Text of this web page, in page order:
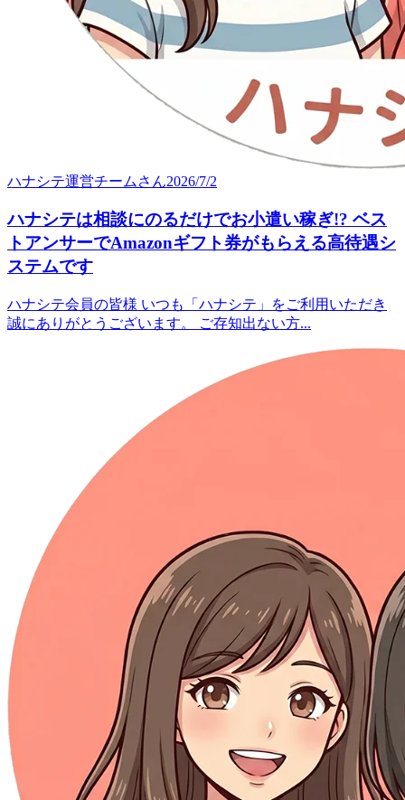
ハナシテ運営チーム さん2026/7/2
ハナシテは相談にのるだけでお小遣い稼ぎ!? ベス
トアンサーでAmazonギフト券がもらえる高待遇シ
ステムです
ハナシテ会員の皆様 いつも「ハナシテ」をご利用いただき
誠にありがとうございます。 ご存知出ない方...